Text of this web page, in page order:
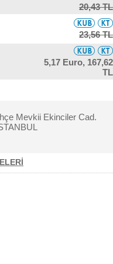
20,43 TL
23,56 TL
5,17 Euro, 167,62
TL
Mevkii Ekinciler Cad.